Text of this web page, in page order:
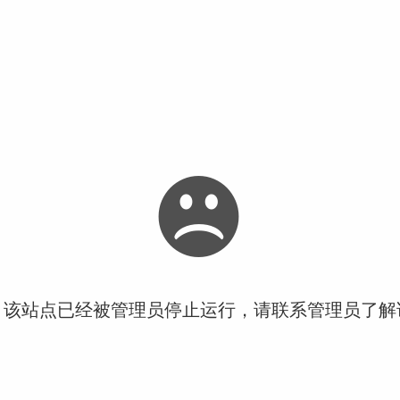
站点已经被管理员停止运行，请联系管理员了